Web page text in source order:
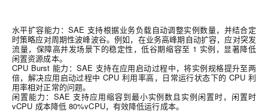
水平扩容能力 ：SAE 支持根据业务负载自动调整实例数量，并结合定
时策略应对周期性波峰波谷。例如，在业务高峰期自动扩容，应对突发
流量，保障高并发场景下的稳定性，低谷期缩容至 1 实例，显著降低
闲置资源成本。
CPU Burst 能力 ： SAE 支持在应用启动过程中，将实例规格提升至两
倍，解决应用启动过程中CPU 利用率高， 日常运行状态下的CPU 利
用率相对正常的问题。
闲置能力 ： SAE 支持应用缩容到最小实例数且实例闲置时，闲置时
vCPU 成本降低80%vCPU，有效降低运行成本。